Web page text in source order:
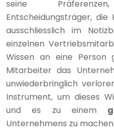
seine
Entscheidungsträger,
ausschliesslich im
einzelnen
Wissen an eine Person
Mitarbeiter das
unwiederbringlich
Instrument, um dieses
und es zu einem
Unternehmens zu machen.